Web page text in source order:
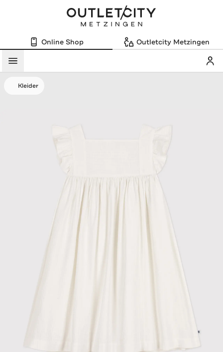
Online Shop Outletcity Metzingen
Menü
Kleider